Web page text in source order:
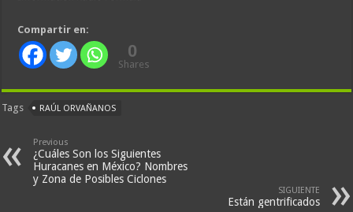
Compartir en:
0
Shares
Tags RAÚL ORVAÑANOS
Previous
¿Cuáles Son los Siguientes
Huracanes en México? Nombres
y Zona de Posibles Ciclones
SIGUIENTE
Están gentrificados